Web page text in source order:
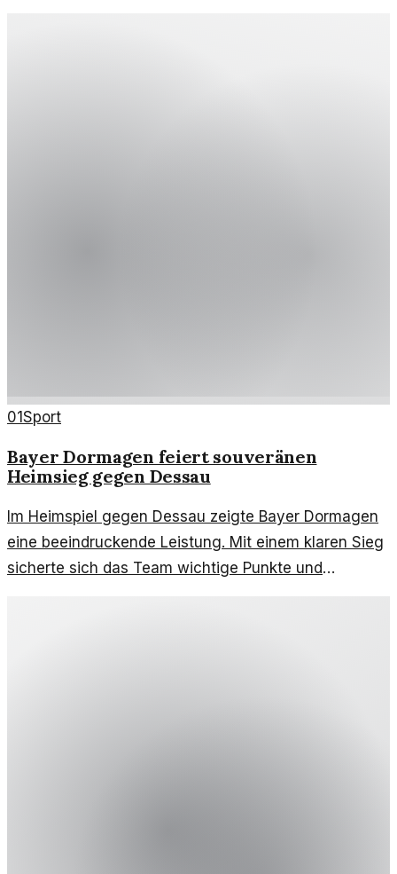
01Sport
Bayer Dormagen feiert souveränen
Heimsieg gegen Dessau
Im Heimspiel gegen Dessau zeigte Bayer Dormagen
eine beeindruckende Leistung. Mit einem klaren Sieg
sicherte sich das Team wichtige Punkte und